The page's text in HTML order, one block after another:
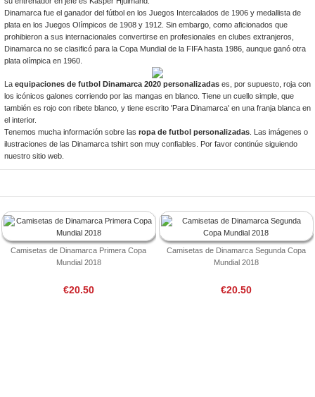
Dinamarca fue el ganador del fútbol en los Juegos Intercalados de 1906 y medallista de
plata en los Juegos Olímpicos de 1908 y 1912. Sin embargo, como aficionados que
prohibieron a sus internacionales convertirse en profesionales en clubes extranjeros,
Dinamarca no se clasificó para la Copa Mundial de la FIFA hasta 1986, aunque ganó otra
plata olímpica en 1960.
La equipaciones de futbol Dinamarca 2020 personalizadases, por supuesto, roja con
los icónicos galones corriendo por las mangas en blanco. Tiene un cuello simple, que
también es rojo con ribete blanco, y tiene escrito 'Para Dinamarca' en una franja blanca en
el interior.
Tenemos mucha información sobre las ropa de futbol personalizadas. Las imágenes o
ilustraciones de las Dinamarca tshirt son muy confiables. Por favor continúe siguiendo
nuestro sitio web.
Camisetas de Dinamarca Primera Copa
Mundial 2018
€20.50
Camisetas de Dinamarca Segunda Copa
Mundial 2018
€20.50